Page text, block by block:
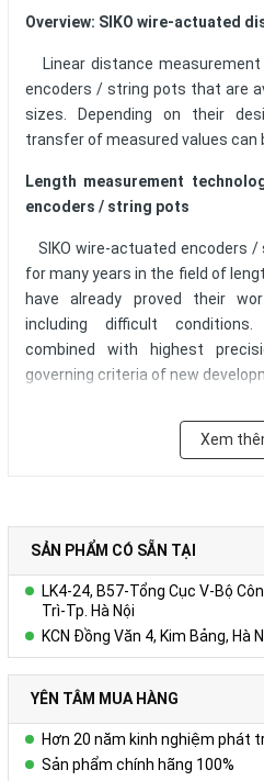
Overview: SIKO wire-actuated
Linear distance
encoders / string pots that are
sizes. Depending on their
transfer of measured values can
Length measurement
encoders / string pots
SIKO wire-actuated encoders /
for many years in the field of
have already proved their
including difficult
combined with highest
governing criteria of new
measured displacement
and interfaces
The easy assembly and
that the measuring system
signals make it possible to
different control concepts.
Wire-actuated encoders / string
adverse conditions
Xem
SẢN PHẨM CÓ SẴN TẠI
LK4-24, B57-Tổng Cục V-Bộ
Trì-Tp. Hà Nội
KCN Đồng Văn 4, Kim Bảng, Hà
YÊN TÂM MUA HÀNG
Hơn 20 năm kinh nghiệm phát
Sản phẩm chính hãng 100%